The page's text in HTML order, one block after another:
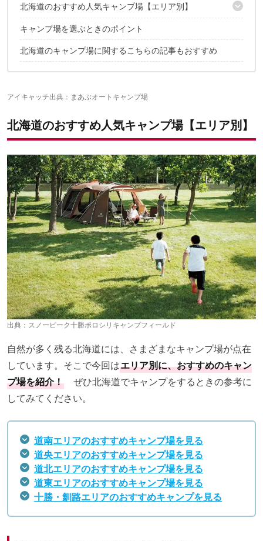
北海道のおすすめ人気キャンプ場【エリア別】
道南エリアのおすすめキャンプ場5選
道央エリアのおすすめキャンプ場28選
道北エリアのおすすめキャンプ場13選
キャンプ場を選ぶときのポイント
北海道のキャンプ場に関するこちらの記事もおすすめ
アイキャッチ出典： まあぶオートキャンプ場
北海道のおすすめ人気キャンプ場【エリア別】
出典： スノーピーク十勝ポロシリキャンプフィールド
自然が多く残る北海道には、さまざまなキャンプ場が点在
しています。そこで今回はエリア別に、おすすめのキャン
プ場を紹介！ ぜひ北海道でキャンプをするときの参考に
してみてください。
道南エリアのおすすめキャンプ場を見る
道央エリアのおすすめキャンプ場を見る
道北エリアのおすすめキャンプ場を見る
道東エリアのおすすめキャンプ場を見る
十勝・釧路エリアのおすすめキャンプを見る